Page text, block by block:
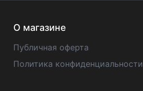
О магазине
Публичная оферта
Политика конфиденциальности